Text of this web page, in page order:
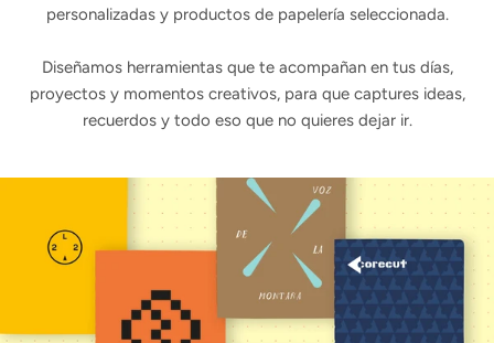
personalizadas y productos de papelería seleccionada.
Diseñamos herramientas que te acompañan en tus días,
proyectos y momentos creativos, para que captures ideas,
recuerdos y todo eso que no quieres dejar ir.